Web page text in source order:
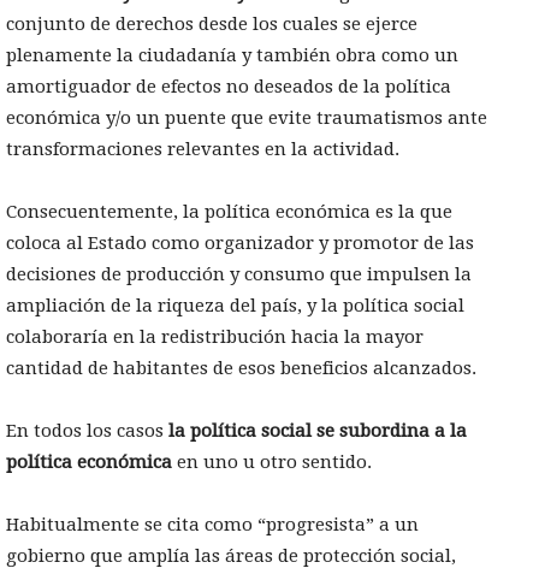
conjunto de derechos desde los cuales se ejerce
plenamente la ciudadanía y también obra como un
amortiguador de efectos no deseados de la política
económica y/o un puente que evite traumatismos ante
transformaciones relevantes en la actividad.
Consecuentemente, la política económica es la que
coloca al Estado como organizador y promotor de las
decisiones de producción y consumo que impulsen la
ampliación de la riqueza del país, y la política social
colaboraría en la redistribución hacia la mayor
cantidad de habitantes de esos beneficios alcanzados.
En todos los casos la política social se subordina a la
política económica en uno u otro sentido.
Habitualmente se cita como “progresista” a un
gobierno que amplía las áreas de protección social,